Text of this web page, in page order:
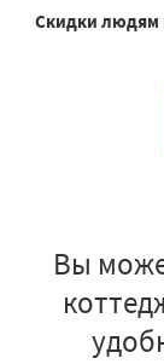
Скидки людям
Вы